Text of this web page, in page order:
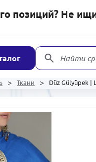
позиций? Не
Найти
Ткани Düz Gülyüpek